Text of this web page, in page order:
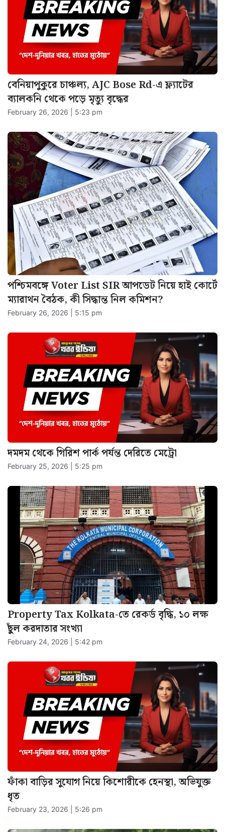
বেনিয়াপুকুরে চাঞ্চল্য, AJC Bose Rd-এ ফ্ল্যাটের
ব্যালকনি থেকে পড়ে মৃত্যু বৃদ্ধের
February 26, 2026 | 5:23 pm
পশ্চিমবঙ্গে Voter List SIR আপডেট নিয়ে হাই কোর্টে
ম্যারাথন বৈঠক, কী সিদ্ধান্ত নিল কমিশন?
February 26, 2026 | 5:15 pm
দমদম থেকে গিরিশ পার্ক পর্যন্ত দেরিতে মেট্রো
February 25, 2026 | 5:25 pm
Property Tax Kolkata-তে রেকর্ড বৃদ্ধি, ১০ লক্ষ
ছুঁল করদাতার সংখ্যা
February 24, 2026 | 5:42 pm
ফাঁকা বাড়ির সুযোগ নিয়ে কিশোরীকে হেনস্থা, অভিযুক্ত
ধৃত
February 23, 2026 | 5:26 pm